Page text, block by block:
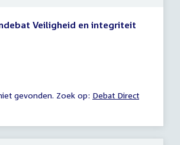
Veiligheid en integriteit
gevonden. Zoek op: External
Debat Direct